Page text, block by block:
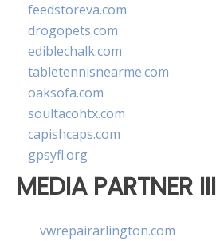
feedstoreva.com
drogopets.com
ediblechalk.com
tabletennisnearme.com
oaksofa.com
soultacohtx.com
capishcaps.com
gpsyfl.org
MEDIA PARTNER III
vwrepairarlington.com